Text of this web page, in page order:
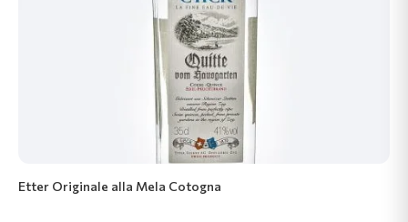
Etter Originale alla Mela Cotogna